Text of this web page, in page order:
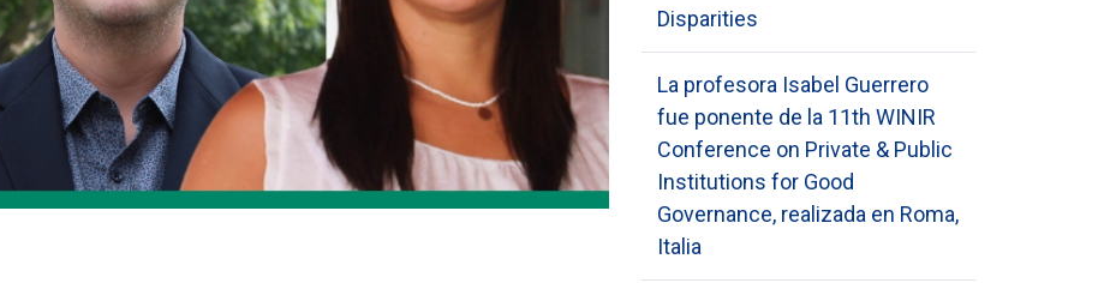
Disparities
La profesora Isabel Guerrero
fue ponente de la 11th WINIR
Conference on Private & Public
Institutions for Good
Governance, realizada en Roma,
Italia